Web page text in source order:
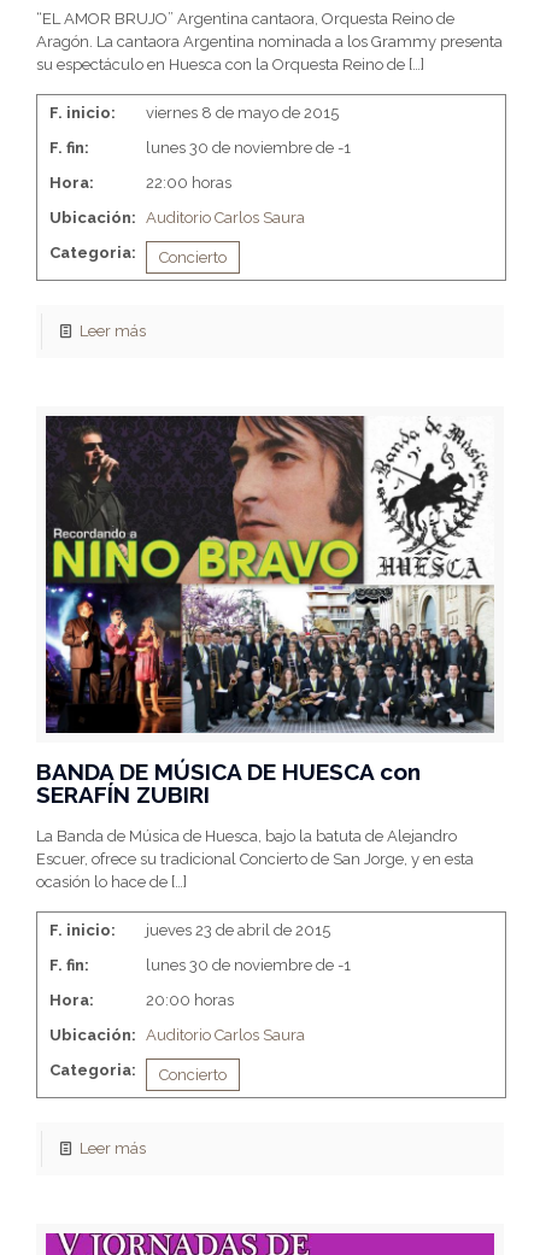
“EL AMOR BRUJO” Argentina cantaora, Orquesta Reino de
Aragón. La cantaora Argentina nominada a los Grammy presenta
su espectáculo en Huesca con la Orquesta Reino de […]
F. inicio:
viernes 8 de mayo de 2015
F. fin:
lunes 30 de noviembre de -1
Hora:
22:00 horas
Ubicación: Auditorio Carlos Saura
Categoria:
Concierto
Leer más
BANDA DE MÚSICA DE HUESCA con
SERAFÍN ZUBIRI
La Banda de Música de Huesca, bajo la batuta de Alejandro
Escuer, ofrece su tradicional Concierto de San Jorge, y en esta
ocasión lo hace de […]
F. inicio:
jueves 23 de abril de 2015
F. fin:
lunes 30 de noviembre de -1
Hora:
20:00 horas
Ubicación: Auditorio Carlos Saura
Categoria:
Concierto
Leer más